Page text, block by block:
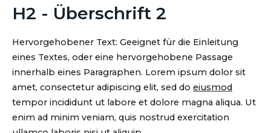
H2 - Überschrift 2
Hervorgehobener Text: Geeignet für die Einleitung
eines Textes, oder eine hervorgehobene Passage
innerhalb eines Paragraphen. Lorem ipsum dolor sit
amet, consectetur adipiscing elit, sed do eiusmod
tempor incididunt ut labore et dolore magna aliqua. Ut
enim ad minim veniam, quis nostrud exercitation